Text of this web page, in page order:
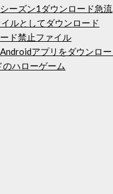
ーズン1ダウンロード急流
ルとしてダウンロード
ド禁止ファイル
アプリをダウンロ
ハローゲーム